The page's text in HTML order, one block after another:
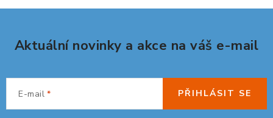
Aktuální novinky a akce na váš e-mail
E-mail PŘIHLÁSIT SE